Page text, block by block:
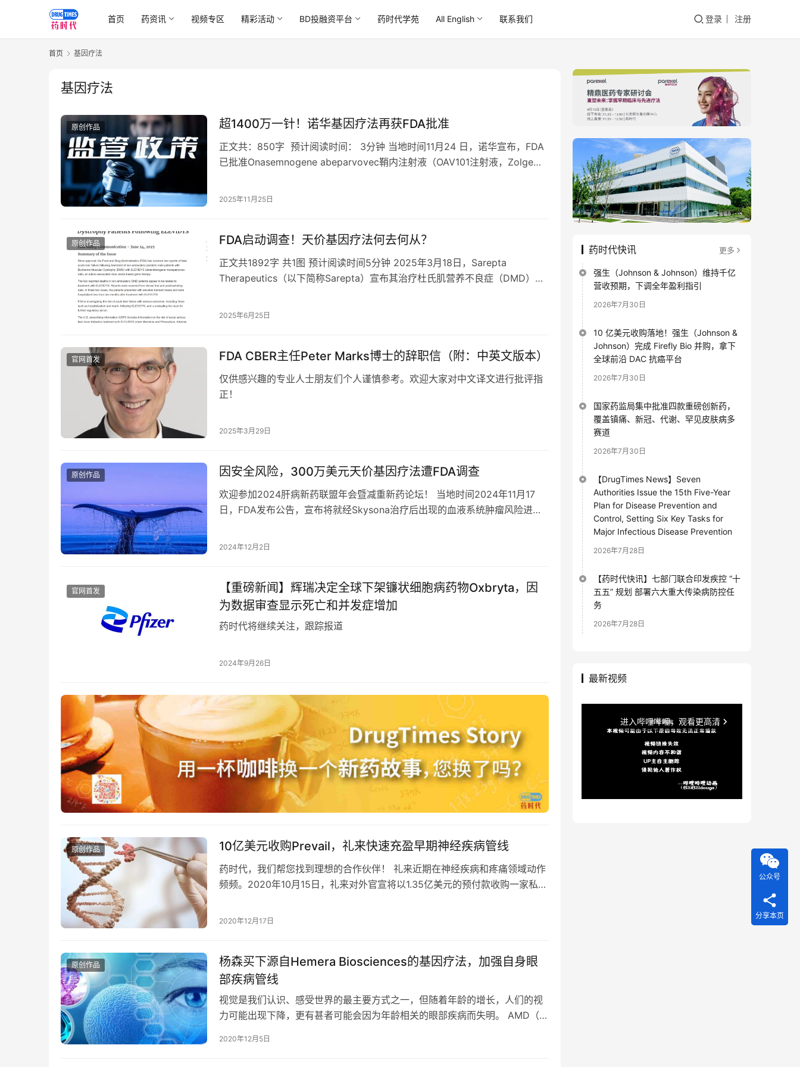
首页 药资讯 视频专区 精彩活动 BD投融资平台 药时代学苑 All English 联系我们 登录 注册
首页 基因疗法
基因疗法
原创作品 超1400万一针！诺华基因疗法再获FDA批准
正文共：850字 预计阅读时间： 3分钟 当地时间11月24 日，诺华宣布，FDA
已批准Onasemnogene abeparvovec鞘内注射液（OAV101注射液，Zolge…
2025年11月25日
原创作品 FDA启动调查！天价基因疗法何去何从？
正文共1892字 共1图 预计阅读时间5分钟 2025年3月18日，Sarepta
Therapeutics（以下简称Sarepta）宣布其治疗杜氏肌营养不良症（DMD）的
2025年6月25日
官网首发 FDA CBER主任Peter Marks博士的辞职信（附：中英文版本）
仅供感兴趣的专业人士朋友们个人谨慎参考。欢迎大家对中文译文进行批评指
正！
2025年3月29日
原创作品 因安全风险，300万美元天价基因疗法遭FDA调查
欢迎参加2024肝病新药联盟年会暨减重新药论坛！ 当地时间2024年11月17
日，FDA发布公告，宣布将就经Skysona治疗后出现的血液系统肿瘤风险进行
2024年12月2日
官网首发
【重磅新闻】辉瑞决定全球下架镰状细胞病药物Oxbryta，因
为数据审查显示死亡和并发症增加
药时代将继续关注，跟踪报道
2024年9月26日
原创作品 10亿美元收购Prevail，礼来快速充盈早期神经疾病管线
药时代，我们帮您找到理想的合作伙伴！ 礼来近期在神经疾病和疼痛领域动作
频频。2020年10月15日，礼来对外官宣将以1.35亿美元的预付款收购一家私有
2020年12月17日
原创作品
杨森买下源自Hemera Biosciences的基因疗法，加强自身眼
部疾病管线
视觉是我们认识、感受世界的最主要方式之一，但随着年龄的增长，人们的视
力可能出现下降，更有甚者可能会因为年龄相关的眼部疾病而失明。 AMD（年
2020年12月5日
药时代快讯 更多
强生（Johnson & Johnson）维持千亿
营收预期，下调全年盈利指引
2026年7月30日
10 亿美元收购落地！强生（Johnson &
Johnson）完成 Firefly Bio 并购，拿下
全球前沿 DAC 抗癌平台
2026年7月30日
国家药监局集中批准四款重磅创新药，
覆盖镇痛、新冠、代谢、罕见皮肤病多
赛道
2026年7月30日
【DrugTimes News】Seven
Authorities Issue the 15th Five-Year
Plan for Disease Prevention and
Control, Setting Six Key Tasks for
Major Infectious Disease Prevention
2026年7月28日
【药时代快讯】七部门联合印发疾控 “十
五五” 规划 部署六大重大传染病防控任
务
2026年7月28日
最新视频
公众号
分享本页